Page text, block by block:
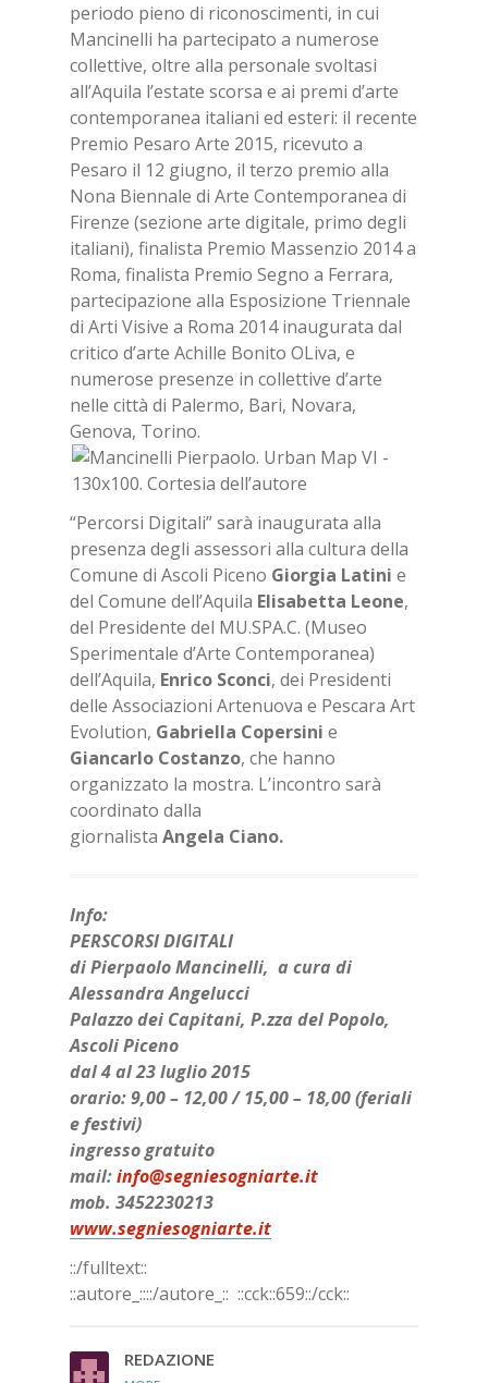
periodo pieno di riconoscimenti, in cui
Mancinelli ha partecipato a numerose
collettive, oltre alla personale svoltasi
all’Aquila l’estate scorsa e ai premi d’arte
contemporanea italiani ed esteri: il recente
Premio Pesaro Arte 2015, ricevuto a
Pesaro il 12 giugno, il terzo premio alla
Nona Biennale di Arte Contemporanea di
Firenze (sezione arte digitale, primo degli
italiani), finalista Premio Massenzio 2014 a
Roma, finalista Premio Segno a Ferrara,
partecipazione alla Esposizione Triennale
di Arti Visive a Roma 2014 inaugurata dal
critico d’arte Achille Bonito OLiva, e
numerose presenze in collettive d’arte
nelle città di Palermo, Bari, Novara,
Genova, Torino.
“Percorsi Digitali” sarà inaugurata alla
presenza degli assessori alla cultura della
Comune di Ascoli Piceno Giorgia Latini e
del Comune dell’Aquila Elisabetta Leone,
del Presidente del MU.SPA.C. (Museo
Sperimentale d’Arte Contemporanea)
dell’Aquila, Enrico Sconci, dei Presidenti
delle Associazioni Artenuova e Pescara Art
Evolution, Gabriella Copersini e
Giancarlo Costanzo, che hanno
organizzato la mostra. L’incontro sarà
coordinato dalla
giornalista Angela Ciano.
Info:
PERSCORSI DIGITALI
diPierpaolo Mancinelli, a cura di
Alessandra Angelucci
Palazzo dei Capitani, P.zza del Popolo,
Ascoli Piceno
dal 4 al 23 luglio 2015
orario: 9,00 – 12,00 / 15,00 – 18,00 (feriali
e festivi)
ingresso gratuito
mail:info@segniesogniarte.it
mob. 3452230213
www.segniesogniarte.it
::/fulltext::
::autore_::::/autore_:: ::cck::659::/cck::
REDAZIONE